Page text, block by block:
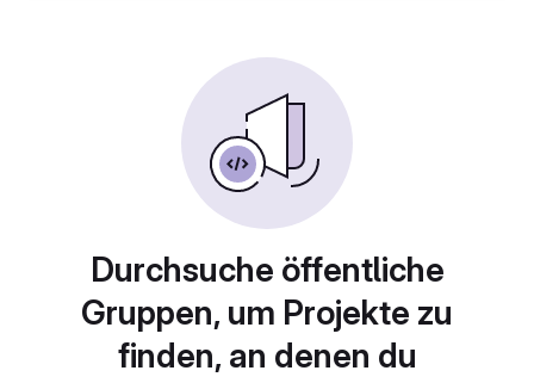
Durchsuche öffentliche
Gruppen, um Projekte zu
finden, an denen du